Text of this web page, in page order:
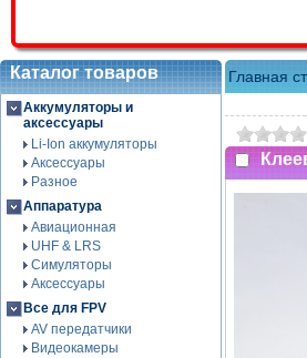
Каталог товаров
Аккумуляторы и
аксессуары
Li-Ion аккумуляторы
Аксессуары
Разное
Аппаратура
Авиационная
UHF & LRS
Симуляторы
Аксессуары
Все для FPV
AV передатчики
Видеокамеры
Главная